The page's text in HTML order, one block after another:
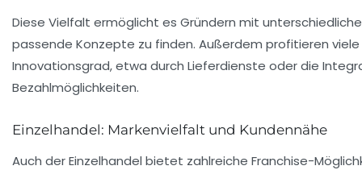
Diese Vielfalt ermöglicht es Gründern mit
passende Konzepte zu finden. Außerdem profitieren
Innovationsgrad, etwa durch Lieferdienste oder die
Bezahlmöglichkeiten.
Einzelhandel: Markenvielfalt und Kundennähe
Auch der Einzelhandel bietet zahlreiche Franchise-